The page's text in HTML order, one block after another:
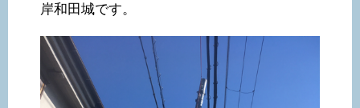
岸和田城です。